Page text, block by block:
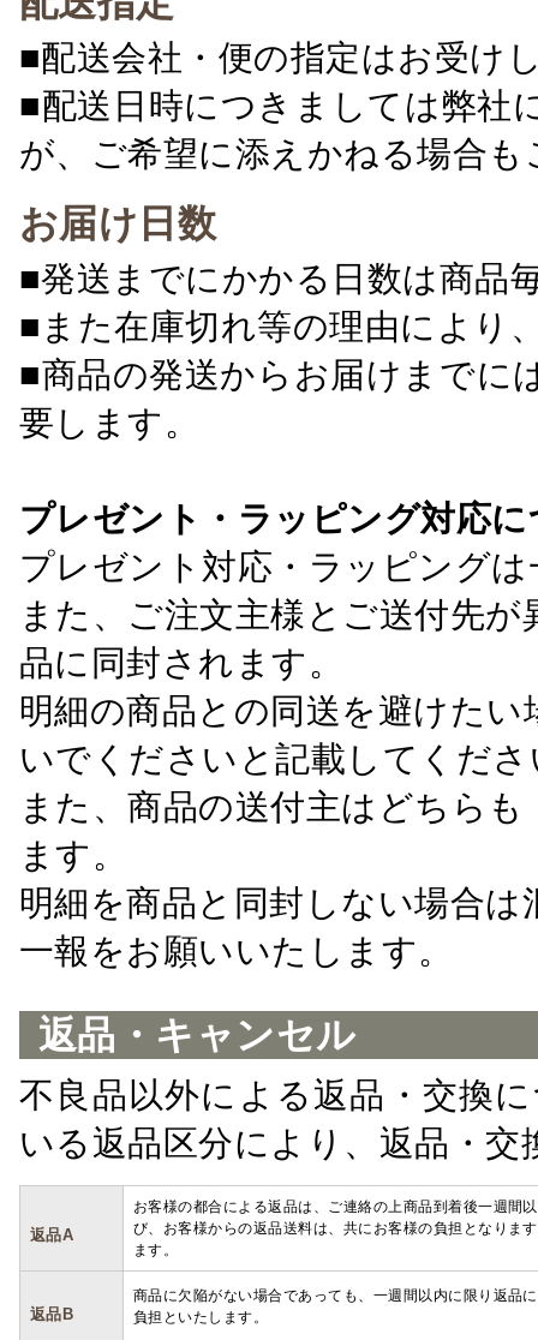
■配送会社・便の指定はお受け
■配送日時につきましては弊社
が、ご希望に添えかねる場合
お届け日数
■発送までにかかる日数は商品
■また在庫切れ等の理由により
■商品の発送からお届けまでに
要します。
プレゼント・ラッピング対応
プレゼント対応・ラッピング
また、ご注文主様とご送付先
品に同封されます。
明細の商品との同送を避けた
いでくださいと記載してくださ
また、商品の送付主はどちら
ます。
明細を商品と同封しない場合
一報をお願いいたします。
返品・キャンセル
不良品以外による返品・交換
いる返品区分により、返品・
返品A
お客様の都合による返品は、ご連絡の上商品到着後一週間
び、お客様からの返品送料は、共にお客様の負担となりま
ます。
返品B
商品に欠陥がない場合であっても、一週間以内に限り返品
負担といたします。